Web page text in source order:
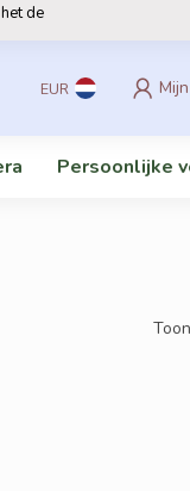
de
EUR
Persoonlijke